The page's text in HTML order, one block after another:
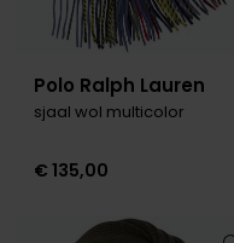
Polo Ralph Lauren
sjaal wol multicolor
€ 135,00